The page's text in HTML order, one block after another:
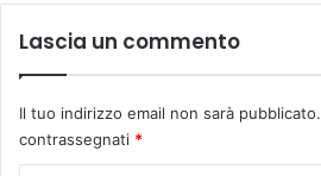
e
l
C
t
o
i
a
Lascia un commento
Il tuo indirizzo email non sarà pubblicato.
contrassegnati *